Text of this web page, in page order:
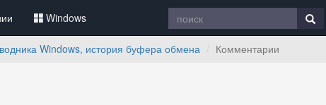
Windows
Windows, история буфера обмена Комментарии